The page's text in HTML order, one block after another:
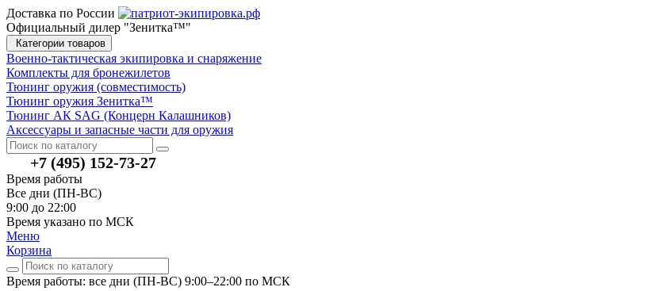
Доставка по России
Официальный дилер "Зенитка™"
Категории товаров
Военно-тактическая экипировка и снаряжение
Комплекты для бронежилетов
Тюнинг оружия (совместимость)
Тюнинг оружия Зенитка™
Тюнинг АК SAG (Концерн Калашников)
Аксессуары и запасные части для оружия
+7 (495) 152-73-27
Время работы
Все дни (ПН-ВС)
9:00 до 22:00
Время указано по МСК
Меню
Корзина
Время работы: все дни (ПН-ВС) 9:00–22:00 по МСК